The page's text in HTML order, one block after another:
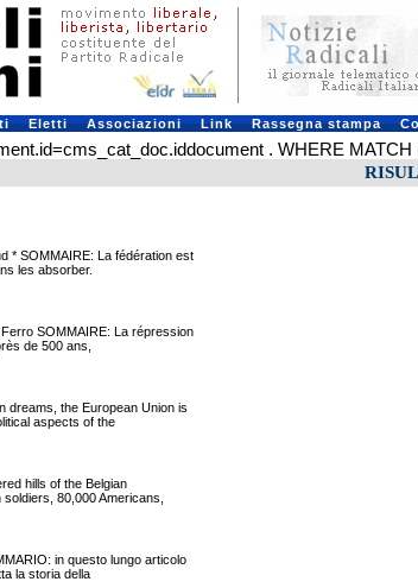
Eletti Associazioni Link Rassegna stampa
. WHERE
* SOMMAIRE: La fédération est
les absorber.
SOMMAIRE: La répression
de 500 ans,
dreams, the European Union is
aspects of the
hills of the Belgian
80,000 Americans,
in questo lungo articolo
la storia della